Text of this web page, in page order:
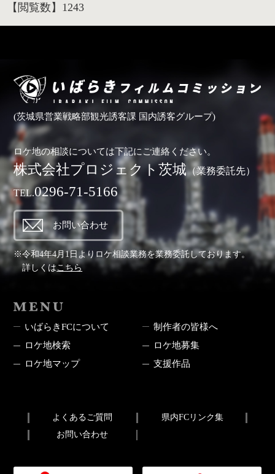
【閲覧数】 1243
(茨城県営業戦略部観光誘客課 国内誘客グループ)
ロケ地の相談については下記にご連絡ください。
株式会社プロジェクト茨城（業務委託先）
TEL.0296-71-5166
お問い合わせ
※令和4年4月1日よりロケ相談業務を業務委託しております。
詳しくは こちら
いばらきFCについて
制作者の皆様へ
ロケ地検索
ロケ地募集
ロケ地マップ
支援作品
よくあるご質問
県内FCリンク集
お問い合わせ